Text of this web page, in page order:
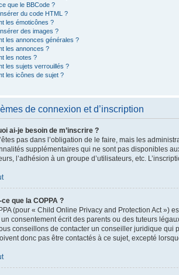
que le BBCode ?
du code HTML ?
les émoticônes ?
des images ?
les annonces générales ?
les annonces ?
les notes ?
les sujets verrouillés ?
les icônes de sujet ?
de connexion et d’inscription
ai-je besoin de m’inscrire ?
pas dans l’obligation de le faire, mais les
supplémentaires qui ne sont pas disponibles
l’adhésion à un groupe d’utilisateurs, etc.
ce que la COPPA ?
(pour « Child Online Privacy and Protection Act »)
consentement écrit des parents ou des tuteurs
conseillons de contacter un conseiller juridique qui
donc pas être contactés à ce sujet, excepté